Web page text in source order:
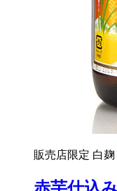
販売店限定 白麹